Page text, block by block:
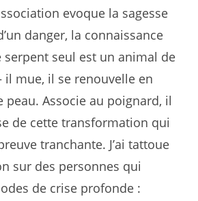
evoque la sagesse
danger, la connaissance
serpent seul est un animal de
mue, il se renouvelle en
peau. Associe au poignard, il
de cette transformation qui
tranchante. J’ai tattoue
sur des personnes qui
de crise profonde :